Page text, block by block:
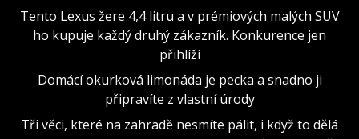
Tento Lexus žere 4,4 litru a v prémiových malých SUV
ho kupuje každý druhý zákazník. Konkurence jen
přihlíží
Domácí okurková limonáda je pecka a snadno ji
připravíte z vlastní úrody
Tři věci, které na zahradě nesmíte pálit, i když to dělá